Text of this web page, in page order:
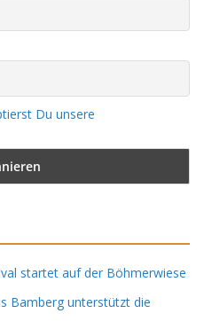
Du unsere
startet auf der Böhmerwiese
Bamberg unterstützt die